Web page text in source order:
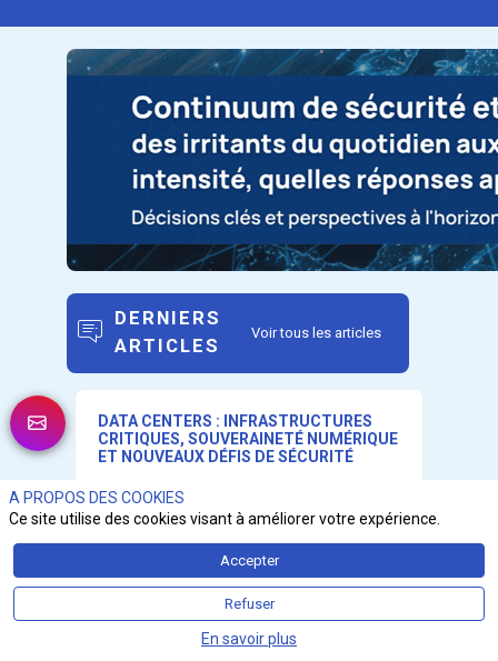
DERNIERS
ARTICLES
Voir tous les articles
DATA CENTERS : INFRASTRUCTURES
CRITIQUES, SOUVERAINETÉ NUMÉRIQUE
ET NOUVEAUX DÉFIS DE SÉCURITÉ
A PROPOS DES COOKIES
Ce site utilise des cookies visant à améliorer votre expérience.
Accepter
Refuser
En savoir plus